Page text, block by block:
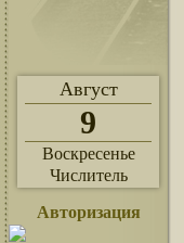
Август
9
Воскресенье
Числитель
Авторизация